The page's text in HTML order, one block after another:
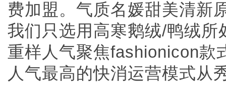
费加盟。气质名媛甜美清新
我们只选用高寒鹅绒/鸭绒
重样人气聚焦fashionicon款
人气最高的快消运营模式从